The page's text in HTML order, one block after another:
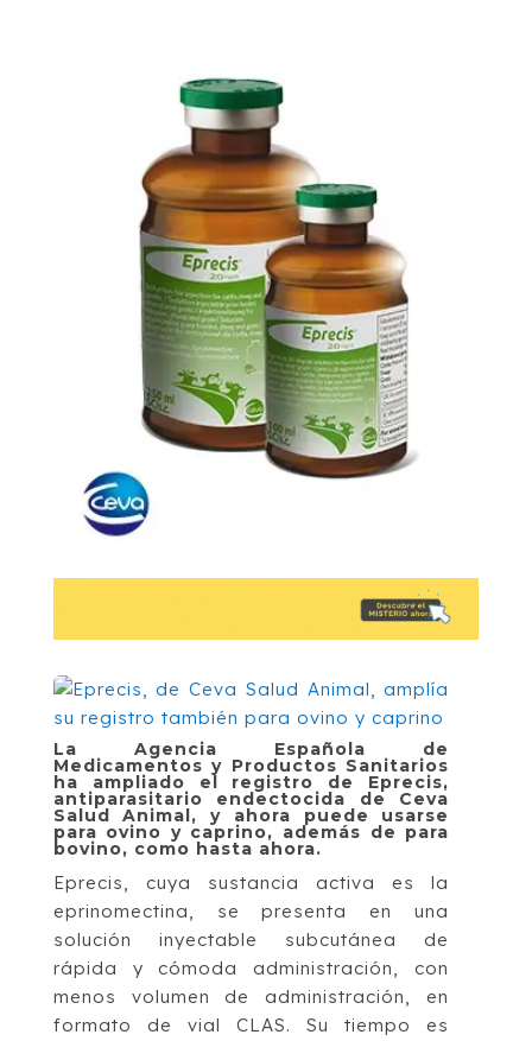
La Agencia Española de
Medicamentos y Productos Sanitarios
ha ampliado el registro de Eprecis,
antiparasitario endectocida de Ceva
Salud Animal, y ahora puede usarse
para ovino y caprino, además de para
bovino, como hasta ahora.
Eprecis, cuya sustancia activa es la
eprinomectina, se presenta en una
solución inyectable subcutánea de
rápida y cómoda administración, con
menos volumen de administración, en
formato de vial CLAS. Su tiempo es